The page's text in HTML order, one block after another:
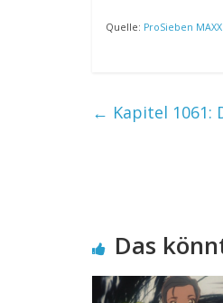
Quelle: ProSieben MAXX
← Kapitel 1061:
Das